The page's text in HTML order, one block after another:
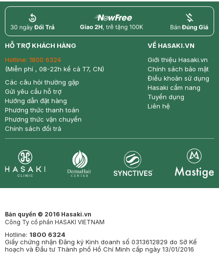
return nowfree price
HỖ TRỢ KHÁCH HÀNG
Hotline: 1800 6324
(Miễn phí , 08-22h kể cả T7, CN)
Các câu hỏi thường gặp
Gửi yêu cầu hỗ trợ
Hướng dẫn đặt hàng
Phương thức thanh toán
Phương thức vận chuyển
Chính sách đổi trả
VỀ HASAKI.VN
Giới thiệu Hasaki.vn
Chính sách bảo mật
Điều khoản sử dụng
Hasaki cẩm nang
Tuyển dụng
Liên hệ
Bản quyền © 2016 Hasaki.vn
Công Ty cổ phần HASAKI VIETNAM
Hotline: 1800 6324
Giấy chứng nhận Đăng ký Kinh doanh số 0313612829 do Sở Kế
hoạch và Đầu tư Thành phố Hồ Chí Minh cấp ngày 13/01/2016